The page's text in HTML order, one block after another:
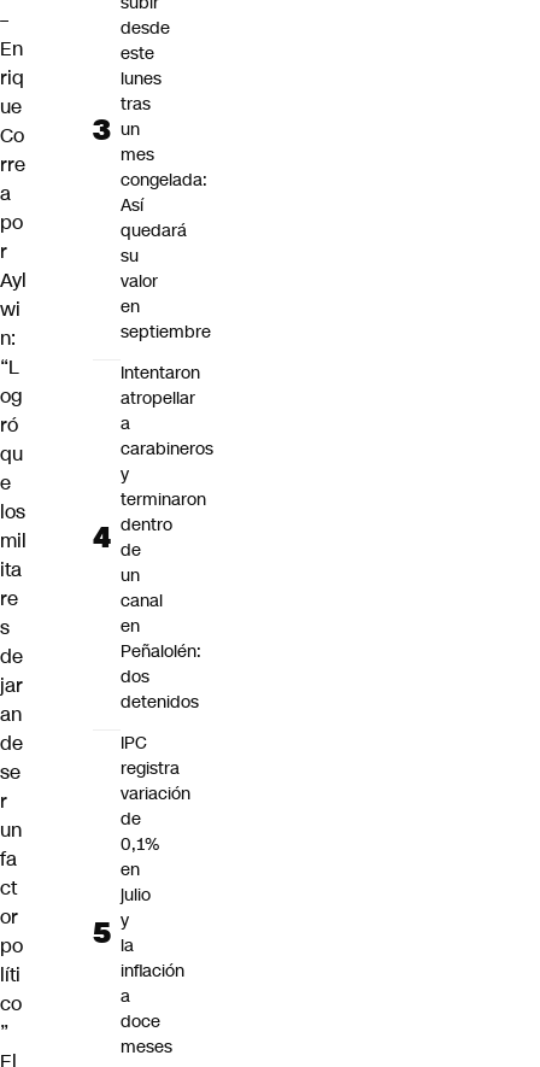
–
En
riq
ue
Co
rre
a
po
r
Ayl
wi
n:
“L
og
ró
qu
e
los
mil
ita
re
s
de
jar
an
de
se
r
un
fa
ct
or
po
líti
co
”
El
desde
este
lunes
tras
un
mes
congelada:
Así
quedará
su
valor
en
septiembre
Intentaron
atropellar
a
carabineros
y
terminaron
dentro
de
un
canal
en
Peñalolén:
dos
detenidos
IPC
registra
variación
de
0,1%
en
julio
y
la
inflación
a
doce
meses